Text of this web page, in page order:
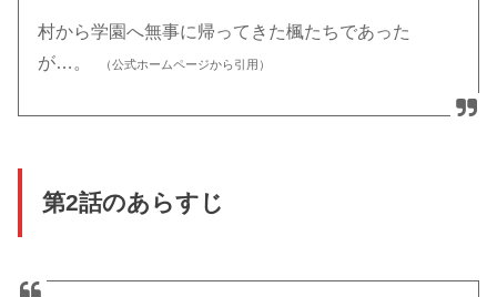
村から学園へ無事に帰ってきた楓たちであった
が…。
（公式ホームページから引用）
第2話のあらすじ